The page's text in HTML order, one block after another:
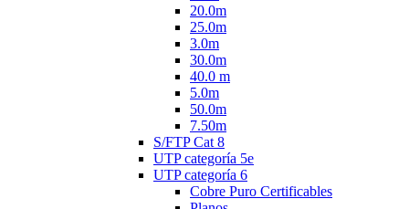
20.0m
25.0m
3.0m
30.0m
40.0 m
5.0m
50.0m
7.50m
S/FTP Cat 8
UTP categoría 5e
UTP categoría 6
Cobre Puro Certificables